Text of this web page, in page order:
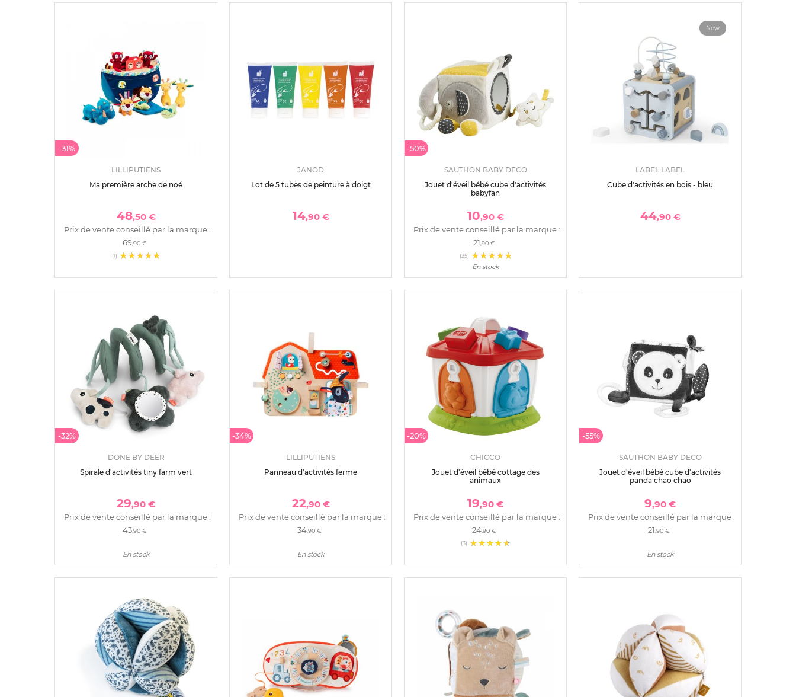
-31%
LILLIPUTIENS
Ma première arche de noé
48,50 €
Prix de vente conseillé par la marque :
69,90 €
(1)
JANOD
Lot de 5 tubes de peinture à doigt
14,90 €
-50%
SAUTHON BABY DECO
Jouet d'éveil bébé cube d'activités
babyfan
10,90 €
Prix de vente conseillé par la marque :
21 ,90 €
(25)
En stock
New
LABEL LABEL
Cube d'activités en bois - bleu
44,90 €
-32%
DONE BY DEER
Spirale d'activités tiny farm vert
29,90 €
Prix de vente conseillé par la marque :
43,90 €
En stock
-34%
LILLIPUTIENS
Panneau d'activités ferme
22,90 €
Prix de vente conseillé par la marque :
34,90 €
En stock
-20%
CHICCO
Jouet d'éveil bébé cottage des
animaux
19,90 €
Prix de vente conseillé par la marque :
24,90 €
(3)
-55%
SAUTHON BABY DECO
Jouet d'éveil bébé cube d'activités
panda chao chao
9,90 €
Prix de vente conseillé par la marque :
21 ,90 €
En stock